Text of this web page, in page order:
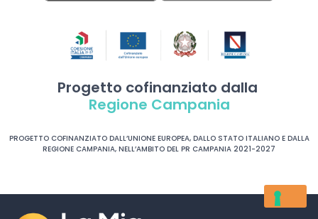
Progetto cofinanziato dalla
Regione Campania
PROGETTO COFINANZIATO DALL’UNIONE EUROPEA, DALLO STATO ITALIANO E DALLA
REGIONE CAMPANIA, NELL’AMBITO DEL PR CAMPANIA 2021-2027